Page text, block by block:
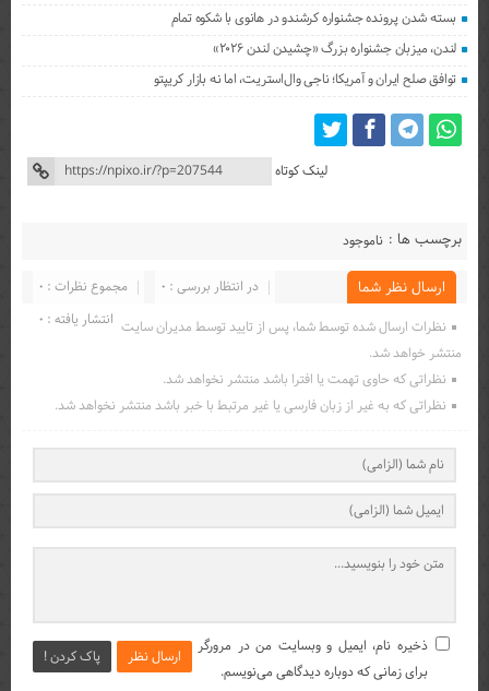
بسته شدن پرونده جشنواره کرشندو در هانوی با شکوه تمام
لندن، میزبان جشنواره بزرگ «چشیدن لندن ۲۰۲۶»
توافق صلح ایران و آمریکا؛ ناجی وال‌استریت، اما نه بازار کریپتو
لینک کوتاه
برچسب ها : ناموجود
ارسال نظر شما مجموع نظرات : 0
در انتظار بررسی : 0
انتشار یافته : 0 نظرات ارسال شده توسط شما، پس از تایید توسط مدیران سایت
منتشر خواهد شد.
نظراتی که حاوی تهمت یا افترا باشد منتشر نخواهد شد.
نظراتی که به غیر از زبان فارسی یا غیر مرتبط با خبر باشد منتشر نخواهد شد.
ارسال نظر پاک کردن !
ذخیره نام، ایمیل و وبسایت من در مرورگر
برای زمانی که دوباره دیدگاهی می‌نویسم.